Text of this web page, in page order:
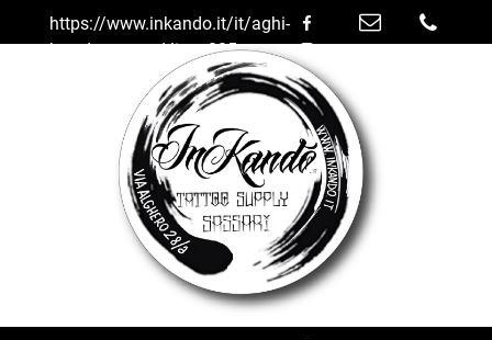
https://www.inkando.it/it/aghi-
kwadron-round-liner-025mm-
11rl-blister-5-pz